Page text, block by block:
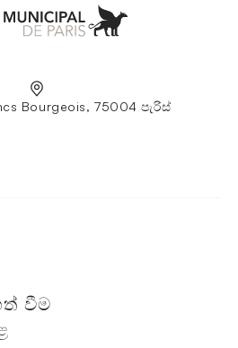
Bourgeois, 75004 පැරිස්
වීම